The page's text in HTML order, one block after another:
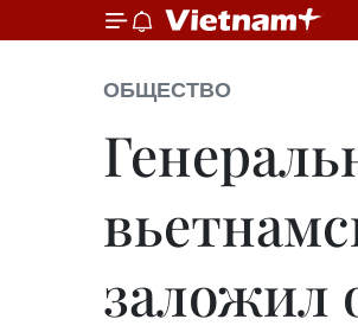
ОБЩЕСТВО
заложил